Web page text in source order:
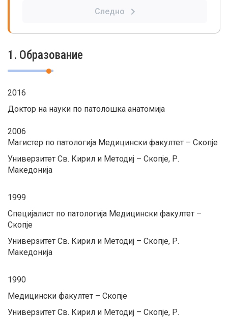
Следно
1. Образование
2016
Доктор на науки по патолошка анатомија
2006
Магистер по патологија Медицински факултет – Скопје
Универзитет Св. Кирил и Методиј – Скопје, Р.
Македонија
1999
Специјалист по патологија Медицински факултет –
Скопје
Универзитет Св. Кирил и Методиј – Скопје, Р.
Македонија
1990
Медицински факултет – Скопје
Универзитет Св. Кирил и Методиј – Скопје, Р.